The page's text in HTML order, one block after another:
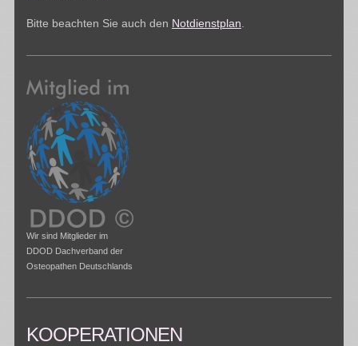
Bitte beachten Sie auch den Notdienstplan
Wir sind Mitglieder im
DDOD Dachverband der
Osteopathen Deutschlands
KOOPERATIONEN